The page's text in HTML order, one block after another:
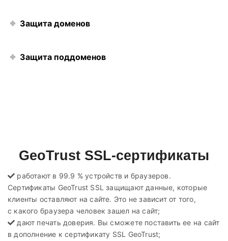
Защита доменов
Защита поддоменов
GeoTrust SSL-сертификаты
работают в 99.9 % устройств и браузеров.
Сертификаты GeoTrust SSL защищают данные, которые
клиенты оставляют на сайте. Это не зависит от того,
с какого браузера человек зашел на сайт;
дают печать доверия. Вы сможете поставить ее на сайт
в дополнение к сертификату SSL GeoTrust;